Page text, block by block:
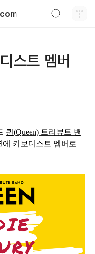
스트 멤버
퀸(Queen) 트리뷰트 밴
에 키보디스트 멤버로